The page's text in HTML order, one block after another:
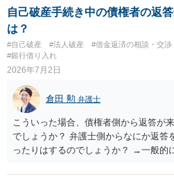
自己破産手続き中の債権者の返
は？
#自己破産 #法人破産 #借金返済の相談・交渉
#銀行借り入れ
2026年7月2日
倉田 勲 弁護士
こういった場合、債権者側から返答が
でしょうか？ 弁護士側からなにか返答
ったりはするのでしょうか？ →一般的
している金額などを記載して申立しま